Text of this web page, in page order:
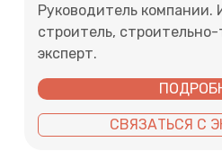
Руководитель компании.
строитель,
эксперт.
СВЯЗАТЬСЯ С